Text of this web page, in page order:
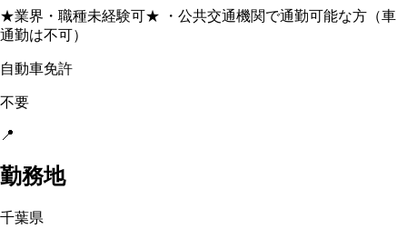
★業界・職種未経験可★ ・公共交通機関で通勤可能な方（車
通勤は不可）
自動車免許
不要
📍
勤務地
千葉県